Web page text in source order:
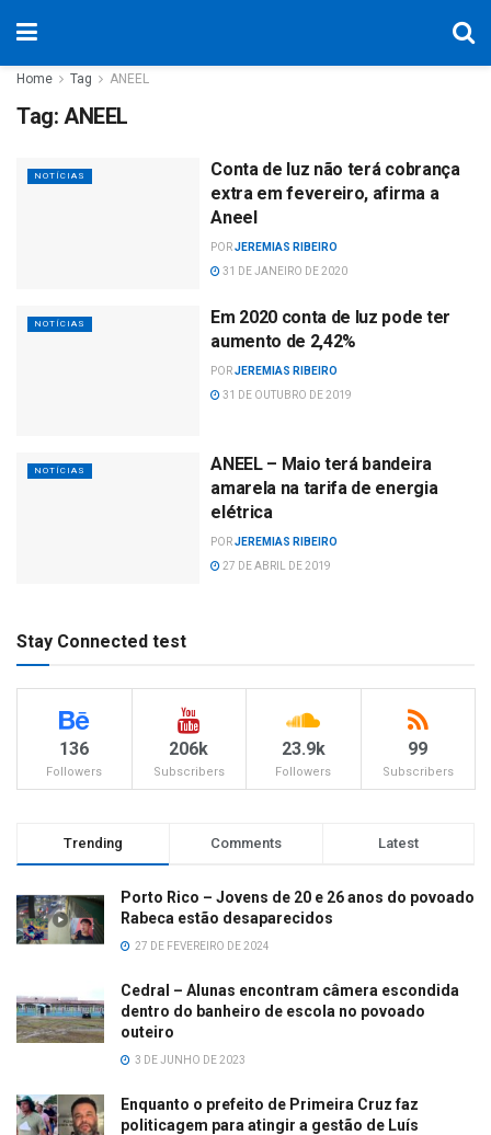
Home Tag ANEEL
Tag: ANEEL
NOTÍCIAS
Conta de luz não terá cobrança
extra em fevereiro, afirma a
Aneel
PORJEREMIAS RIBEIRO
31 DE JANEIRO DE 2020
NOTÍCIAS
Em 2020 conta de luz pode ter
aumento de 2,42%
PORJEREMIAS RIBEIRO
31 DE OUTUBRO DE 2019
NOTÍCIAS
ANEEL – Maio terá bandeira
amarela na tarifa de energia
elétrica
PORJEREMIAS RIBEIRO
27 DE ABRIL DE 2019
Stay Connected test
136
Followers
206k
Subscribers
23.9k
Followers
99
Subscribers
Trending Comments Latest
Porto Rico – Jovens de 20 e 26 anos do povoado
Rabeca estão desaparecidos
27 DE FEVEREIRO DE 2024
Cedral – Alunas encontram câmera escondida
dentro do banheiro de escola no povoado
outeiro
3 DE JUNHO DE 2023
Enquanto o prefeito de Primeira Cruz faz
politicagem para atingir a gestão de Luís